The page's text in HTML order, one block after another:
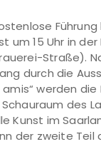
um 15 Uhr in
Straße).
durch die
werden die
des
Kunst im
der zweite Teil